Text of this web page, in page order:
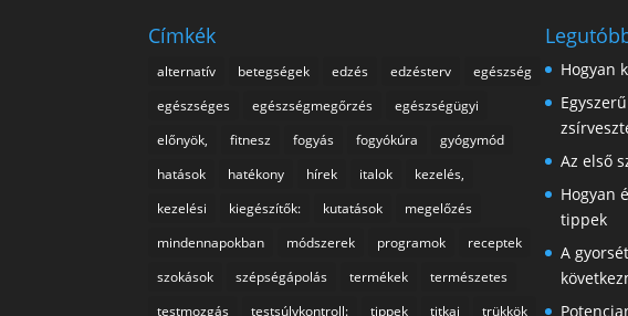
Címkék
alternatív betegségek edzés edzésterv
egészség
egészséges
egészségmegőrzés
egészségügyi
előnyök,
fitnesz fogyás fogyókúra
gyógymód
hatások
hatékony hírek italok
kezelés,
kezelési
kiegészítők: kutatások
megelőzés
mindennapokban
módszerek programok
receptek
szokások
szépségápolás termékek
természetes
testmozgás
testsúlykontroll: tippek titkai trükkök
Hogyan
Az első
Hogyan
tippek
A